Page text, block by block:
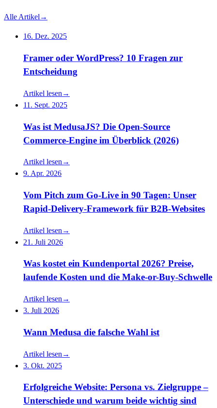
Alle Artikel→
16. Dez. 2025
Framer oder WordPress? 10 Fragen zur
Entscheidung
Artikel lesen →
11. Sept. 2025
Was ist MedusaJS? Die Open-Source
Commerce-Engine im Überblick (2026)
Artikel lesen →
9. Apr. 2026
Vom Pitch zum Go-Live in 90 Tagen: Unser
Rapid-Delivery-Framework für B2B-Websites
Artikel lesen →
21. Juli 2026
Was kostet ein Kundenportal 2026? Preise,
laufende Kosten und die Make-or-Buy-Schwelle
Artikel lesen →
3. Juli 2026
Wann Medusa die falsche Wahl ist
Artikel lesen →
3. Okt. 2025
Erfolgreiche Website: Persona vs. Zielgruppe –
Unterschiede und warum beide wichtig sind